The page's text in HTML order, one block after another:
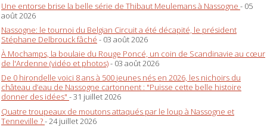
Une entorse brise la belle série de Thibaut Meulemans à Nassogne - 05
août 2026
Nassogne: le tournoi du Belgian Circuit a été décapité, le président
Stéphane Delbrouck fâché - 03 août 2026
À Mochamps, la boulaie du Rouge Poncé, un coin de Scandinavie au cœur
de l'Ardenne (vidéo et photos)- 03 août 2026
De 0 hirondelle voici 8 ans à 500 jeunes nés en 2026, les nichoirs du
château d’eau de Nassogne cartonnent : "Puisse cette belle histoire
donner des idées" - 31 juillet 2026
Quatre troupeaux de moutons attaqués par le loup à Nassogne et
Tenneville ?- 24 juillet 2026